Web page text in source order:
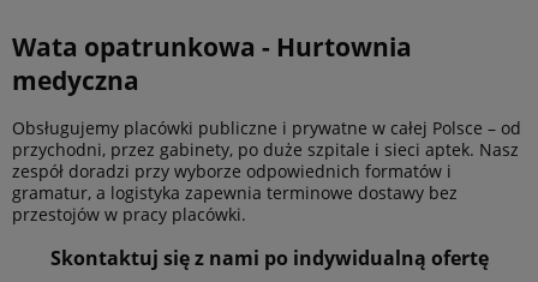
Wata opatrunkowa - Hurtownia
medyczna
Obsługujemy placówki publiczne i prywatne w całej Polsce – od
przychodni, przez gabinety, po duże szpitale i sieci aptek. Nasz
zespół doradzi przy wyborze odpowiednich formatów i
gramatur, a logistyka zapewnia terminowe dostawy bez
przestojów w pracy placówki.
Skontaktuj się z nami po indywidualną ofertę